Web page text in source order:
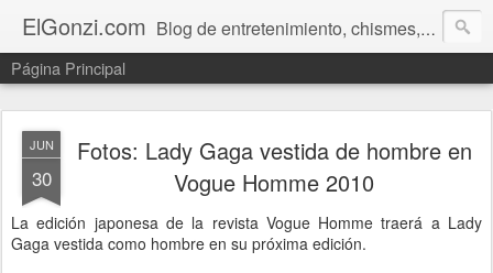
ElGonzi.com Blog de entretenimiento, chismes, humor, farándula, curiosidades, ovnis, noticias calientes, fotos, videos, paranormal y ¡más!
Página Principal
JUN
30
Fotos: Lady Gaga vestida de hombre en
Vogue Homme 2010
La edición japonesa de la revista Vogue Homme traerá a Lady
Gaga vestida como hombre en su próxima edición.